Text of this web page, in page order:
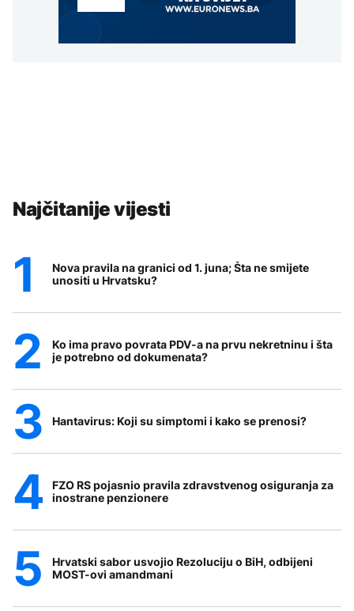
Najčitanije vijesti
Nova pravila na granici od 1. juna; Šta ne smijete
unositi u Hrvatsku?
Ko ima pravo povrata PDV-a na prvu nekretninu i šta
je potrebno od dokumenata?
Hantavirus: Koji su simptomi i kako se prenosi?
FZO RS pojasnio pravila zdravstvenog osiguranja za
inostrane penzionere
Hrvatski sabor usvojio Rezoluciju o BiH, odbijeni
MOST-ovi amandmani